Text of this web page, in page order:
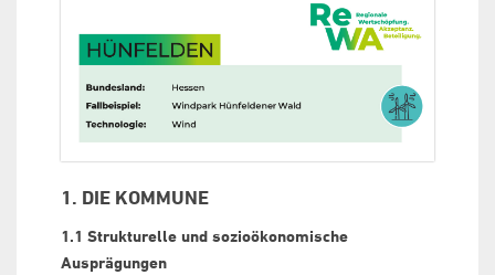
1. DIE KOMMUNE
1.1 Strukturelle und sozioökonomische
Ausprägungen